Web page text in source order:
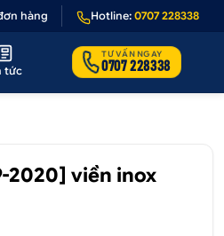
ảnh Giảm 50.000₫ phí vận
hàng Hotline: 0707 228338
tức
TƯ VẤN NGAY
0707 228338
2020] viền inox